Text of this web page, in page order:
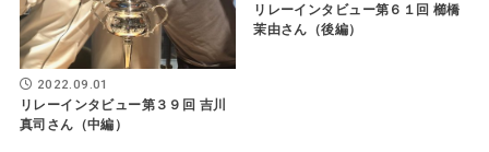
2022.09.01
リレーインタビュー第３９回 吉川
真司さん（中編）
リレーインタビュー第６１回 櫛橋
茉由さん（後編）